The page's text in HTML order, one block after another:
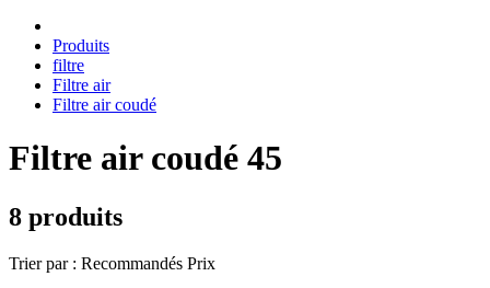
Produits
filtre
Filtre air
Filtre air coudé
Filtre air coudé 45
8 produits
Trier par : Recommandés Prix